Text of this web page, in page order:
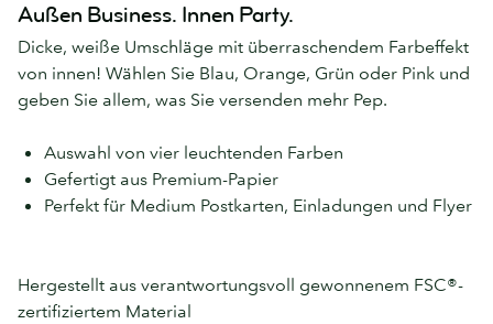
Außen Business. Innen Party.
Dicke, weiße Umschläge mit überraschendem Farbeffekt
von innen! Wählen Sie Blau, Orange, Grün oder Pink und
geben Sie allem, was Sie versenden mehr Pep.
Auswahl von vier leuchtenden Farben
Gefertigt aus Premium-Papier
Perfekt für Medium Postkarten, Einladungen und Flyer
Hergestellt aus verantwortungsvoll gewonnenem FSC®-
zertifiziertem Material